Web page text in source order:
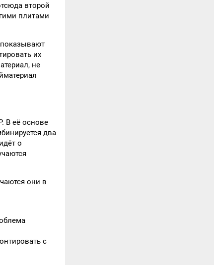
второй
плитами
их
не
В её основе
два
о
они в
с